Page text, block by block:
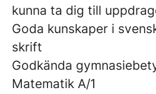
kunna ta dig till
Goda kunskaper i
skrift
Godkända
Matematik A/1